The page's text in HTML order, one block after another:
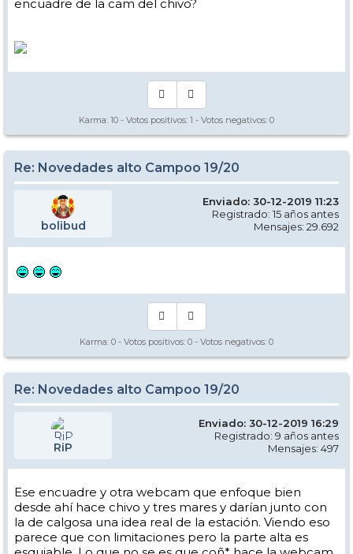
encuadre de la cam del chivo?
Karma: 10 - Votos positivos: 1 - Votos negativos: 0
Re: Novedades alto Campoo 19/20
bolibud
Enviado: 30-12-2019 11:23
Registrado: 15 años antes
Mensajes: 29.692
Karma: 0 - Votos positivos: 0 - Votos negativos: 0
Re: Novedades alto Campoo 19/20
RiP
Enviado: 30-12-2019 16:29
Registrado: 9 años antes
Mensajes: 497
Ese encuadre y otra webcam que enfoque bien
desde ahí hace chivo y tres mares y darían junto con
la de calgosa una idea real de la estación. Viendo eso
parece que con limitaciones pero la parte alta es